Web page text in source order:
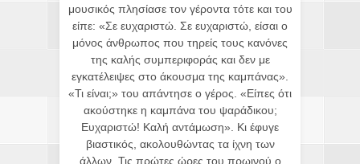
μουσικός πλησίασε τον γέροντα τότε και του
είπε: «Σε ευχαριστώ. Σε ευχαριστώ, είσαι ο
μόνος άνθρωπος που τηρείς τους κανόνες
της καλής συμπεριφοράς και δεν με
εγκατέλειψες στο άκουσμα της καμπάνας».
«Τι είναι;» του απάντησε ο γέρος. «Είπες ότι
ακούστηκε η καμπάνα του ψαράδικου;
Ευχαριστώ! Καλή αντάμωση». Κι έφυγε
βιαστικός, ακολουθώντας τα ίχνη των
άλλων. Τις πρώτες ώρες του πρωινού ο